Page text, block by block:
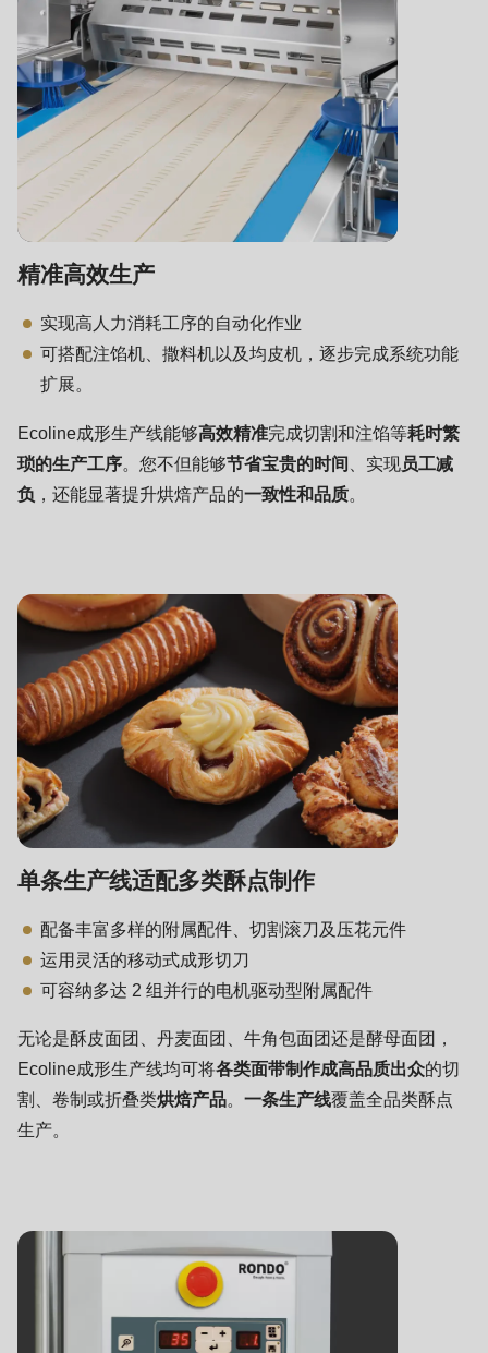
deprecated
in
Drupal\rondo_contact\ContactService-
>Drupal\rondo_contact\
{closure}
(line
of
modules/custom/rondo_contact/src/ContactService.php
Deprecated
mb_substr():
Passing
null
($string)
type
string
is
deprecated
in
Drupal\rondo_contact\ContactService-
{closure}
()
(line
592
modules/custom/rondo_contact/src/ContactService.php
Deprecated
function
精准高效生产
实现高人力消耗工序的自动化作业
可搭配注馅机、撒料机以及均皮机，逐步完成系统功能
扩展。
Ecoline成形生产线能够高效精准完成切割和注馅等耗时繁
琐的生产工序 。您不但能够节省宝贵的时间 、实现员工减
负 ，还能显著提升烘焙产品的一致性和品质
单条生产线适配多类酥点制作
配备丰富多样的附属配件、切割滚刀及压花元件
运用灵活的移动式成形切刀
可容纳多达 2 组并行的电机驱动型附属配件
无论是酥皮面团、丹麦面团、牛角包面团还是酵母面团，
Ecoline成形生产线均可将各类面带制作成高品质出众的切
割、卷制或折叠类烘焙产品。 一条生产线覆盖全品类酥点
生产。